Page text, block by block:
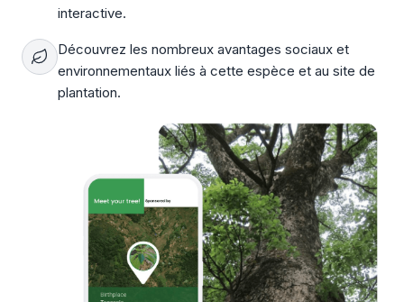
interactive.
Découvrez les nombreux avantages sociaux et
environnementaux liés à cette espèce et au site de
plantation.